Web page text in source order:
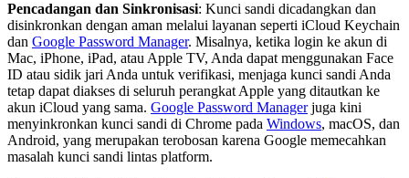
Pencadangan dan Sinkronisasi: Kunci sandi dicadangkan dan
disinkronkan dengan aman melalui layanan seperti iCloud Keychain
dan Google Password Manager. Misalnya, ketika login ke akun di
Mac, iPhone, iPad, atau Apple TV, Anda dapat menggunakan Face
ID atau sidik jari Anda untuk verifikasi, menjaga kunci sandi Anda
tetap dapat diakses di seluruh perangkat Apple yang ditautkan ke
akun iCloud yang sama. Google Password Managerjuga kini
menyinkronkan kunci sandi di Chrome pada Windows, macOS, dan
Android, yang merupakan terobosan karena Google memecahkan
masalah kunci sandi lintas platform.